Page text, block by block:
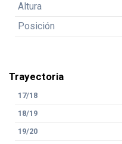
Altura
Posición
Trayectoria
17/18
18/19
19/20